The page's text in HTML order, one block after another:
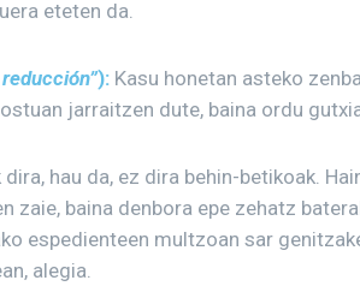
eteten da.
reducción”): Kasu honetan asteko
jarraitzen dute, baina ordu
hau da, ez dira behin-betikoak.
zaie, baina denbora epe zehatz
espedienteen multzoan sar
alegia.